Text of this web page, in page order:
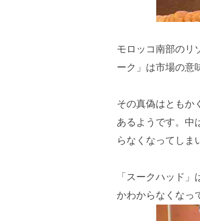
モロッコ南部のリ
ーク」は市場の意
その真偽はともか
あるようです。中
らなくなってしま
「スークハッド
かわからなくなっ